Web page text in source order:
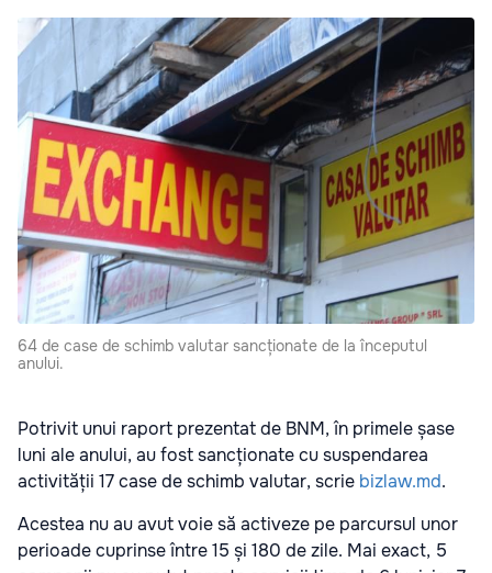
64 de case de schimb valutar sancționate de la începutul
anului.
Potrivit unui raport prezentat de BNM, în primele șase
luni ale anului, au fost sancționate cu suspendarea
activității 17 case de schimb valutar, scrie bizlaw.md.
Acestea nu au avut voie să activeze pe parcursul unor
perioade cuprinse între 15 și 180 de zile. Mai exact, 5